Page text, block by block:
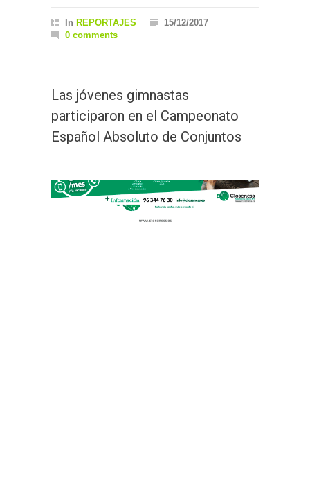
In REPORTAJES
15/12/2017
0 comments
Las jóvenes gimnastas
participaron en el Campeonato
Español Absoluto de Conjuntos